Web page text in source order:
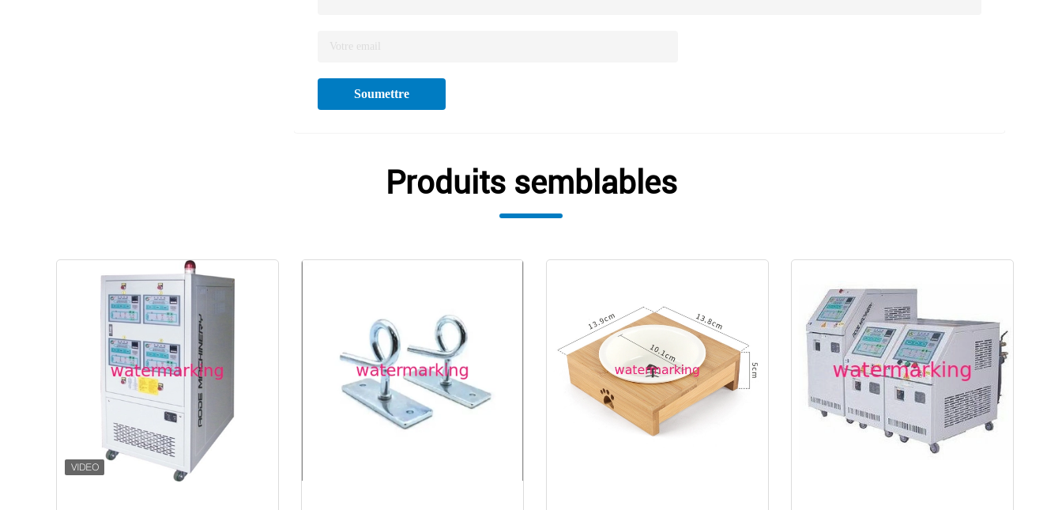
Soumettre
Produits semblables